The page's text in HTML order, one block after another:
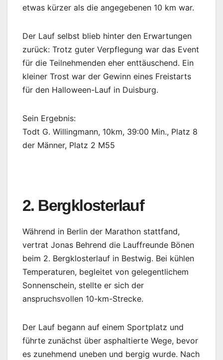
etwas kürzer als die angegebenen 10 km war.
Der Lauf selbst blieb hinter den Erwartungen
zurück: Trotz guter Verpflegung war das Event
für die Teilnehmenden eher enttäuschend. Ein
kleiner Trost war der Gewinn eines Freistarts
für den Halloween-Lauf in Duisburg.
Sein Ergebnis:
Todt G. Willingmann, 10km, 39:00 Min., Platz 8
der Männer, Platz 2 M55
2. Bergklosterlauf
Während in Berlin der Marathon stattfand,
vertrat Jonas Behrend die Lauffreunde Bönen
beim 2. Bergklosterlauf in Bestwig. Bei kühlen
Temperaturen, begleitet von gelegentlichem
Sonnenschein, stellte er sich der
anspruchsvollen 10-km-Strecke.
Der Lauf begann auf einem Sportplatz und
führte zunächst über asphaltierte Wege, bevor
es zunehmend uneben und bergig wurde. Nach